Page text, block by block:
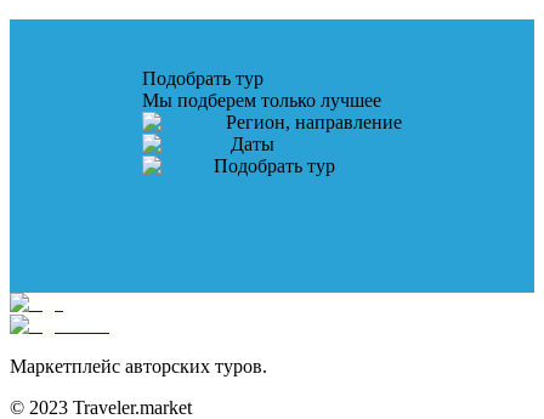
Подобрать тур
Мы подберем только лучшее
Регион, направление
Даты
Подобрать тур
Маркетплейс авторских туров.
© 2023 Traveler.market